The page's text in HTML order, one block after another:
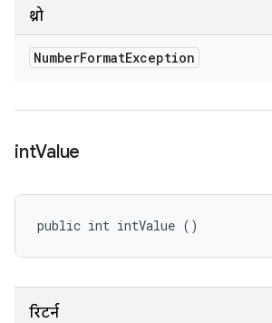
थ्रो
NumberFormatException
intValue
public int intValue ()
रिटर्न